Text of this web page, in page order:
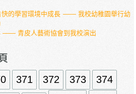
快的學習環境中成長 —— 我校幼稚園舉行幼
—— 青皮人藝術協會到我校演出
371 372 373 374